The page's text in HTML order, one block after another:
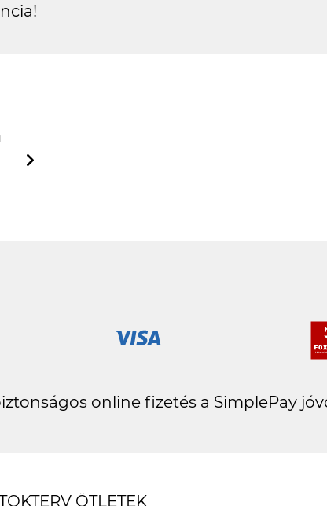
lett, köszönöm szepen
online fizetés a SimplePay
ÖTLETEK